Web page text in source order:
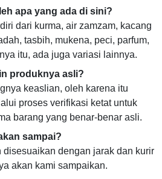
apa yang ada di sini?
dari kurma, air zamzam, kacang
tasbih, mukena, peci, parfum,
itu, ada juga variasi lainnya.
produknya asli?
keaslian, oleh karena itu
proses verifikasi ketat untuk
barang yang benar-benar asli.
sampai?
disesuaikan dengan jarak dan kurir
akan kami sampaikan.